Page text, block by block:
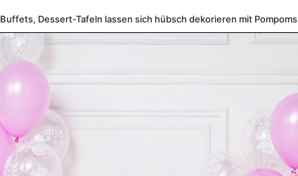
Buffets, Dessert-Tafeln lassen sich hübsch dekorieren mit Pompoms